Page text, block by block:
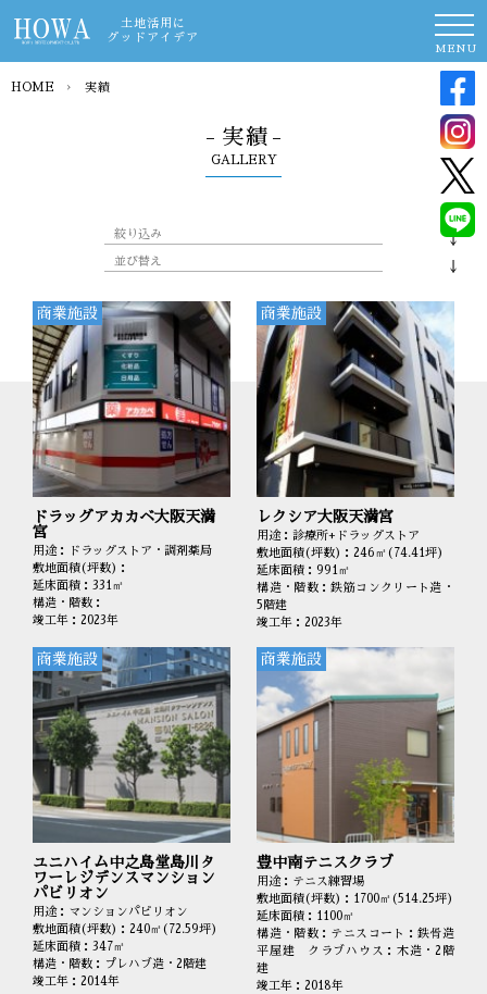
土地活用に
グッドアイデア
MENU
- 実績 -
GALLERY
HOME › 実績
絞り込み
並び替え
商業施設
ドラッグアカカベ大阪天満
宮
用途：ドラッグストア・調剤薬局
敷地面積(坪数)：
延床面積：331㎡
構造・階数：
竣工年：2023年
商業施設
レクシア大阪天満宮
用途：診療所+ドラッグストア
敷地面積(坪数)：246㎡(74.41坪)
延床面積：991㎡
構造・階数：鉄筋コンクリート造・
5階建
竣工年：2023年
商業施設
ユニハイム中之島堂島川タ
ワーレジデンスマンション
パビリオン
用途：マンションパビリオン
敷地面積(坪数)：240㎡(72.59坪)
延床面積：347㎡
構造・階数：プレハブ造・2階建
竣工年：2014年
商業施設
豊中南テニスクラブ
用途：テニス練習場
敷地面積(坪数)：1700㎡(514.25坪)
延床面積：1100㎡
構造・階数：テニスコート：鉄骨造
平屋建 クラブハウス：木造・2階
建
竣工年：2018年